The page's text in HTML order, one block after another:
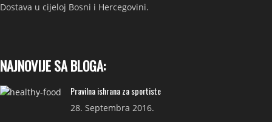
Dostava u cijeloj Bosni i Hercegovini.
NAJNOVIJE SA BLOGA:
Pravilna ishrana za sportiste
28. Septembra 2016.